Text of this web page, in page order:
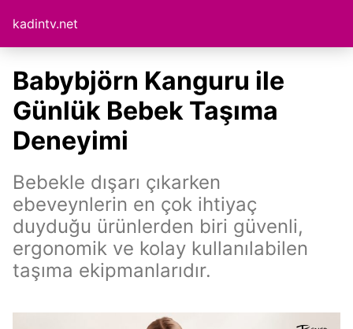
kadintv.net
Babybjörn Kanguru ile
Günlük Bebek Taşıma
Deneyimi
Bebekle dışarı çıkarken
ebeveynlerin en çok ihtiyaç
duyduğu ürünlerden biri güvenli,
ergonomik ve kolay kullanılabilen
taşıma ekipmanlarıdır.